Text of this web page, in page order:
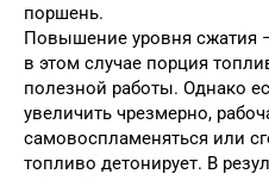
поршень.
Повышение уровня сжатия
в этом случае порция
полезной работы. Однако
увеличить чрезмерно,
самовоспламеняться или
топливо детонирует. В